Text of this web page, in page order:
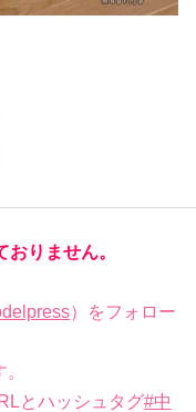
りません。
）をフォロー
とハッシュタグ#中